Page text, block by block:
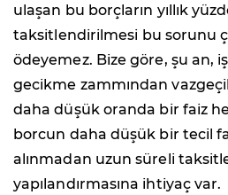
ulaşan bu borçların yıllık
taksitlendirilmesi bu sorunu
ödeyemez. Bize göre, şu an,
gecikme zammından
daha düşük oranda bir faiz
borcun daha düşük bir tecil
alınmadan uzun süreli
yapılandırmasına ihtiyaç var.